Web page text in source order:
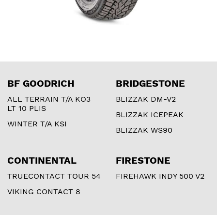
BF GOODRICH
ALL TERRAIN T/A KO3
LT 10 PLIS
WINTER T/A KSI
BRIDGESTONE
BLIZZAK DM-V2
BLIZZAK ICEPEAK
BLIZZAK WS90
CONTINENTAL
TRUECONTACT TOUR 54
VIKING CONTACT 8
FIRESTONE
FIREHAWK INDY 500 V2